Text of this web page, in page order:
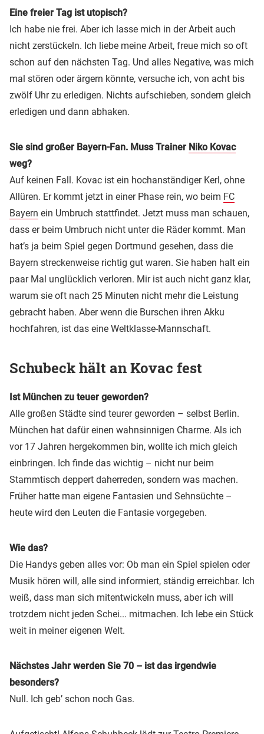
Eine freier Tag ist utopisch?
Ich habe nie frei. Aber ich lasse mich in der Arbeit auch
nicht zerstückeln. Ich liebe meine Arbeit, freue mich so oft
schon auf den nächsten Tag. Und alles Negative, was mich
mal stören oder ärgern könnte, versuche ich, von acht bis
zwölf Uhr zu erledigen. Nichts aufschieben, sondern gleich
erledigen und dann abhaken.
Sie sind großer Bayern-Fan. Muss Trainer Niko Kovac
weg?
Auf keinen Fall. Kovac ist ein hochanständiger Kerl, ohne
Allüren. Er kommt jetzt in einer Phase rein, wo beim FC
Bayern ein Umbruch stattfindet. Jetzt muss man schauen,
dass er beim Umbruch nicht unter die Räder kommt. Man
hat’s ja beim Spiel gegen Dortmund gesehen, dass die
Bayern streckenweise richtig gut waren. Sie haben halt ein
paar Mal unglücklich verloren. Mir ist auch nicht ganz klar,
warum sie oft nach 25 Minuten nicht mehr die Leistung
gebracht haben. Aber wenn die Burschen ihren Akku
hochfahren, ist das eine Weltklasse-Mannschaft.
Schubeck hält an Kovac fest
Ist München zu teuer geworden?
Alle großen Städte sind teurer geworden – selbst Berlin.
München hat dafür einen wahnsinnigen Charme. Als ich
vor 17 Jahren hergekommen bin, wollte ich mich gleich
einbringen. Ich finde das wichtig – nicht nur beim
Stammtisch deppert daherreden, sondern was machen.
Früher hatte man eigene Fantasien und Sehnsüchte –
heute wird den Leuten die Fantasie vorgegeben.
Wie das?
Die Handys geben alles vor: Ob man ein Spiel spielen oder
Musik hören will, alle sind informiert, ständig erreichbar. Ich
weiß, dass man sich mitentwickeln muss, aber ich will
trotzdem nicht jeden Schei... mitmachen. Ich lebe ein Stück
weit in meiner eigenen Welt.
Nächstes Jahr werden Sie 70 – ist das irgendwie
besonders?
Null. Ich geb’ schon noch Gas.